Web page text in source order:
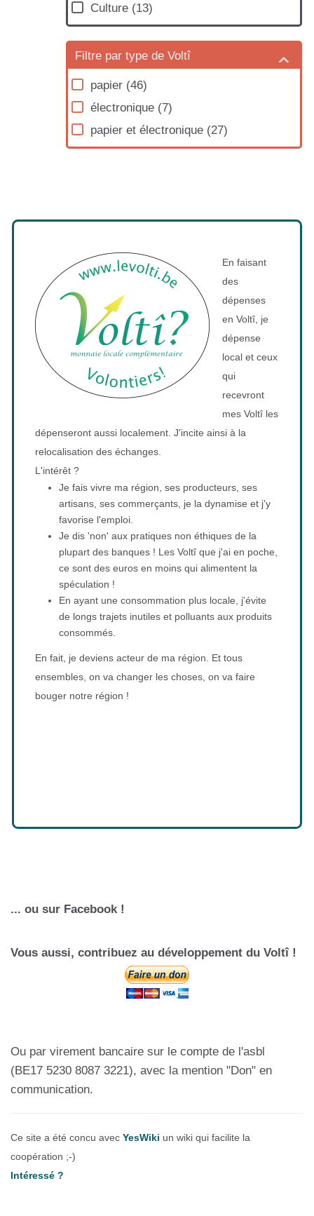
Culture (13)
Filtre par type de Voltî
papier (46)
électronique (7)
papier et électronique (27)
En faisant
des
dépenses
en Voltî, je
dépense
local et ceux
qui
recevront
mes Voltî les
dépenseront aussi localement. J'incite ainsi à la
relocalisation des échanges.
L'intérêt ?
Je fais vivre ma région, ses producteurs, ses
artisans, ses commerçants, je la dynamise et j'y
favorise l'emploi.
Je dis 'non' aux pratiques non éthiques de la
plupart des banques ! Les Voltî que j'ai en poche,
ce sont des euros en moins qui alimentent la
spéculation !
En ayant une consommation plus locale, j'évite
de longs trajets inutiles et polluants aux produits
consommés.
En fait, je deviens acteur de ma région. Et tous
ensembles, on va changer les choses, on va faire
bouger notre région !
... ou sur Facebook !
Vous aussi, contribuez au développement du Voltî !
Ou par virement bancaire sur le compte de l'asbl
(BE17 5230 8087 3221), avec la mention "Don" en
communication.
Ce site a été concu avec YesWiki un wiki qui facilite la
coopération ;-)
Intéressé ?